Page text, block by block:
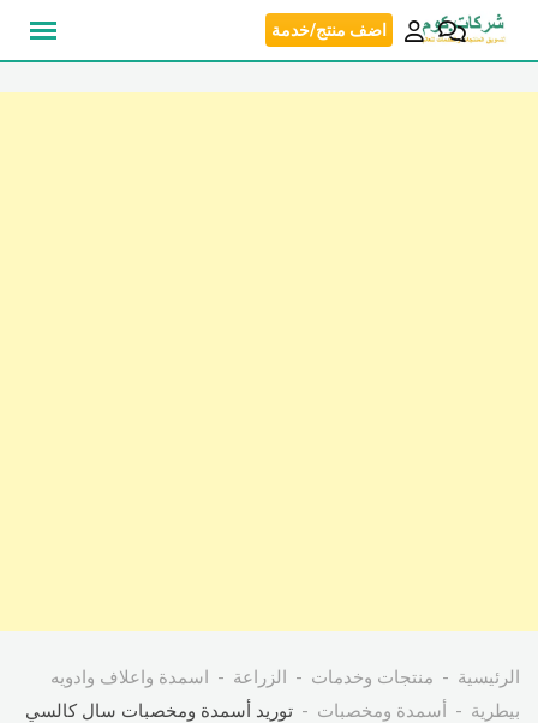
انتقل
اضف منتج/خدمة
الرئيسية منتجات وخدمات الزراعة
اسمدة واعلاف وادويه
بيطرية
أسمدة ومخصبات
توريد أسمدة ومخصبات سال كالسي